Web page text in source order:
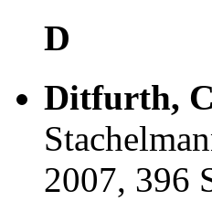
D
Ditfurth,
2007, 396